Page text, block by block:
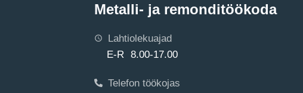
Metalli- ja remonditöökoda
Lahtiolekuajad
E-R 8.00-17.00
Telefon töökojas